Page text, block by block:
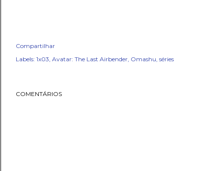
Compartilhar
Labels: 1x03 Avatar: The Last Airbender Omashu séries
COMENTÁRIOS